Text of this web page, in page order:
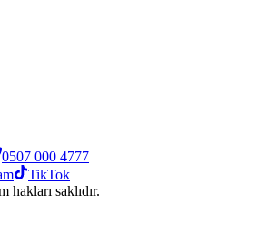
0507 000 4777
TikTok
hakları saklıdır.